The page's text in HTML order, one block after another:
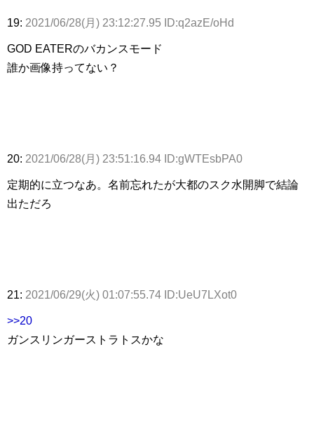
19: 2021/06/28(月) 23:12:27.95 ID:q2azE/oHd
GOD EATERのバカンスモード
誰か画像持ってない？
20: 2021/06/28(月) 23:51:16.94 ID:gWTEsbPA0
定期的に立つなあ。名前忘れたが大都のスク水開脚で結論
出ただろ
21: 2021/06/29(火) 01:07:55.74 ID:UeU7LXot0
>>20
ガンスリンガーストラトスかな